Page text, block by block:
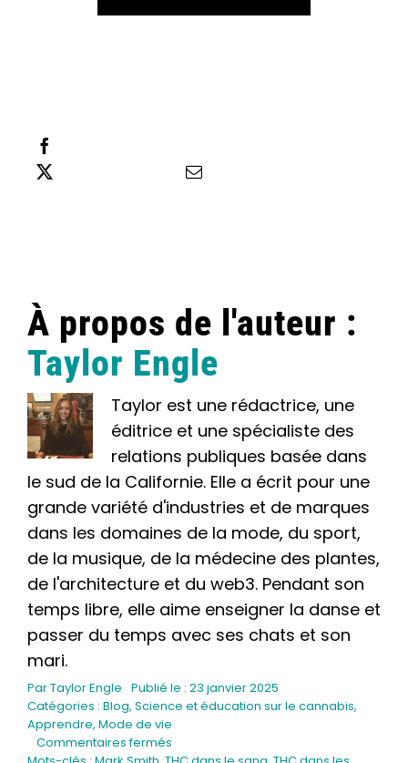
À propos de l'auteur :
Taylor Engle
Taylor est une rédactrice, une
éditrice et une spécialiste des
relations publiques basée dans
le sud de la Californie. Elle a écrit pour une
grande variété d'industries et de marques
dans les domaines de la mode, du sport,
de la musique, de la médecine des plantes,
de l'architecture et du web3. Pendant son
temps libre, elle aime enseigner la danse et
passer du temps avec ses chats et son
mari.
ParTaylor Engle Publié le : 23 janvier 2025
Catégories : Blog, Science et éducation sur le cannabis,
Apprendre, Mode de vie
Commentaires ferméssur